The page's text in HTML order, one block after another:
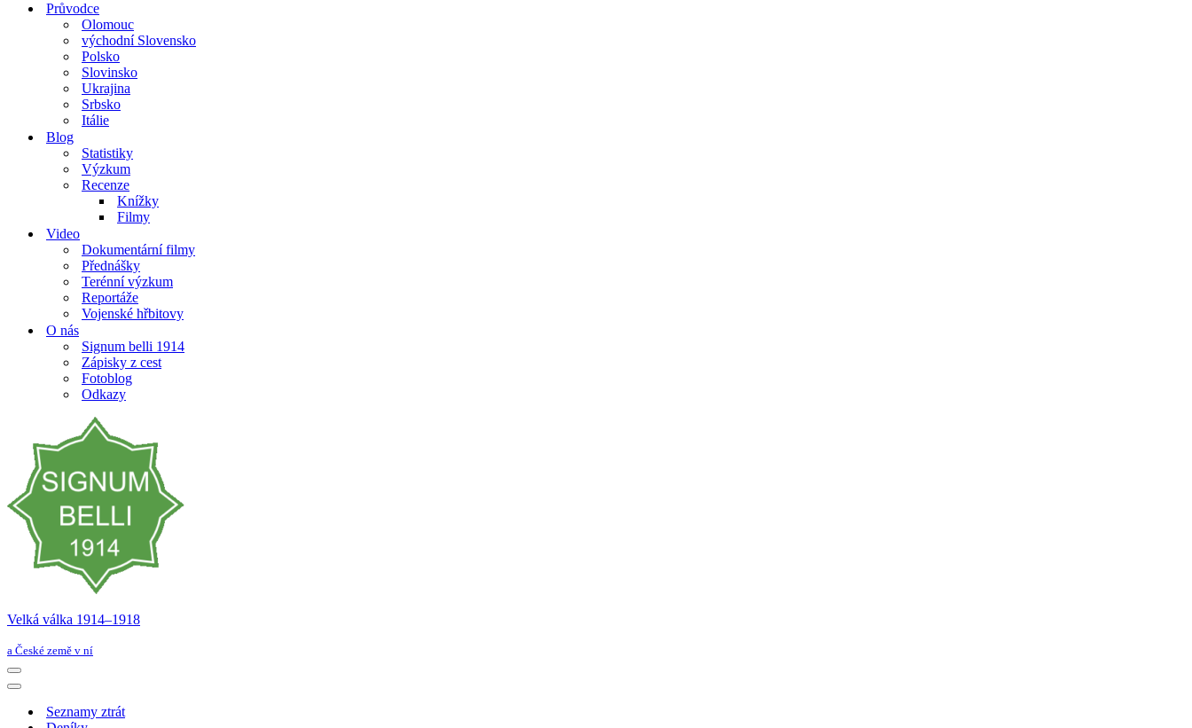
Průvodce
Olomouc
východní Slovensko
Polsko
Slovinsko
Ukrajina
Srbsko
Itálie
Blog
Statistiky
Výzkum
Recenze
Knížky
Filmy
Video
Dokumentární filmy
Přednášky
Terénní výzkum
Reportáže
Vojenské hřbitovy
O nás
Signum belli 1914
Zápisky z cest
Fotoblog
Odkazy
Velká válka 1914–⁠⁠⁠⁠⁠⁠1918
a České země v ní
Navigační
menu
Navigační
Seznamy ztrát